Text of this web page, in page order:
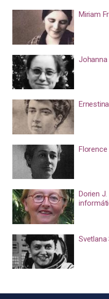
Miriam
Johanna
Florence
Dorien